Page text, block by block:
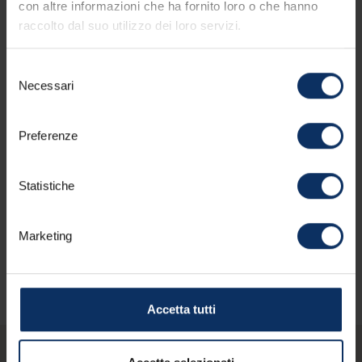
con altre informazioni che ha fornito loro o che hanno
raccolto dal suo utilizzo dei loro servizi.
delNecessari
Preferenze
Statistiche
Marketing
Accetta tutti
Servizi della struttura
Parcheggio